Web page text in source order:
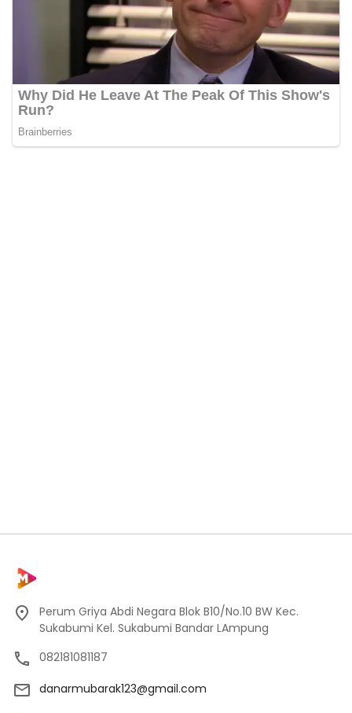
Perum Griya Abdi Negara Blok B10/No.10 BW Kec.
Sukabumi Kel. Sukabumi Bandar LAmpung
082181081187
danarmubarak123@gmail.com